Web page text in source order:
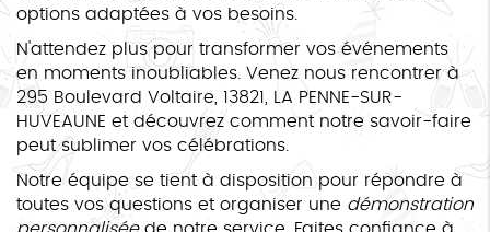
options adaptées à vos besoins.
N'attendez plus pour transformer vos événements
en moments inoubliables. Venez nous rencontrer à
295 Boulevard Voltaire, 13821, LA PENNE-SUR-
HUVEAUNE et découvrez comment notre savoir-faire
peut sublimer vos célébrations.
Notre équipe se tient à disposition pour répondre à
toutes vos questions et organiser une démonstration
personnaliséede notre service. Faites confiance à